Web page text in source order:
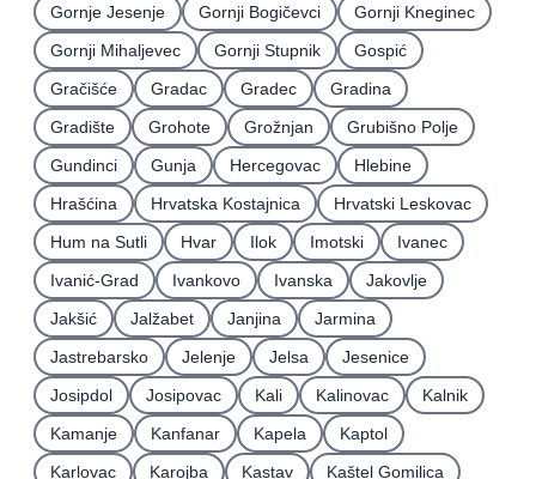
Gornje Jesenje
Gornji Bogičevci
Gornji Kneginec
Gornji Mihaljevec
Gornji Stupnik
Gospić
Gračišće
Gradac Gradec
Gradina
Gradište
Grohote Grožnjan
Grubišno Polje
Gundinci
Gunja Hercegovac
Hlebine
Hrašćina
Hrvatska Kostajnica
Hrvatski Leskovac
Hum na Sutli
Hvar Ilok Imotski
Ivanec
Ivanić-Grad
Ivankovo Ivanska
Jakovlje
Jakšić
Jalžabet Janjina
Jarmina
Jastrebarsko
Jelenje Jelsa
Jesenice
Josipdol
Josipovac Kali Kalinovac
Kalnik
Kamanje
Kanfanar Kapela
Kaptol
Karlovac
Karojba Kastav Kaštel Gomilica